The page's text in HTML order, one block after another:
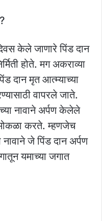
केले जाणारे पिंड दान
होते. मग अकराव्या
दान मृत आत्म्याच्या
वापरले जाते.
नावाने अर्पण केलेले
मोकळा करते. म्हणजेच
जे पिंड दान अर्पण
यमाच्या जगात